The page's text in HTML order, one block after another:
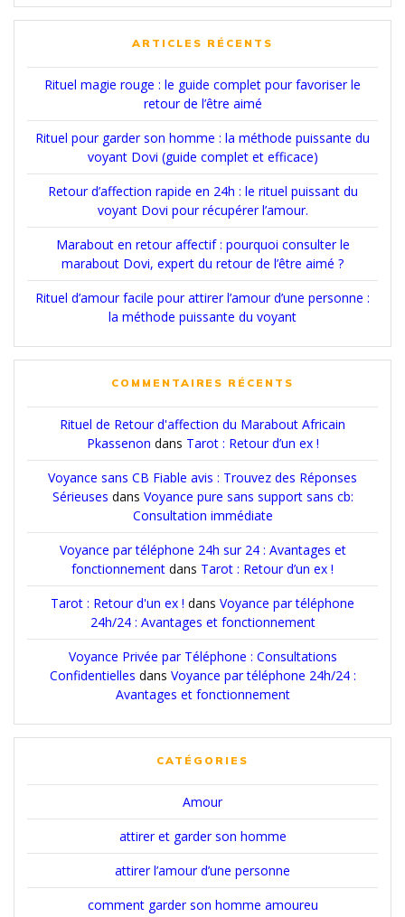
:
ARTICLES RÉCENTS
Rituel magie rouge : le guide complet pour favoriser le
retour de l’être aimé
Rituel pour garder son homme : la méthode puissante du
voyant Dovi (guide complet et efficace)
Retour d’affection rapide en 24h : le rituel puissant du
voyant Dovi pour récupérer l’amour.
Marabout en retour affectif : pourquoi consulter le
marabout Dovi, expert du retour de l’être aimé ?
Rituel d’amour facile pour attirer l’amour d’une personne :
la méthode puissante du voyant
COMMENTAIRES RÉCENTS
Rituel de Retour d'affection du Marabout Africain
Pkassenon dans Tarot : Retour d’un ex !
Voyance sans CB Fiable avis : Trouvez des Réponses
Sérieuses dans Voyance pure sans support sans cb:
Consultation immédiate
Voyance par téléphone 24h sur 24 : Avantages et
fonctionnement dans Tarot : Retour d’un ex !
Tarot : Retour d'un ex ! dans Voyance par téléphone
24h/24 : Avantages et fonctionnement
Voyance Privée par Téléphone : Consultations
Confidentielles dans Voyance par téléphone 24h/24 :
Avantages et fonctionnement
CATÉGORIES
Amour
attirer et garder son homme
attirer l’amour d’une personne
comment garder son homme amoureu